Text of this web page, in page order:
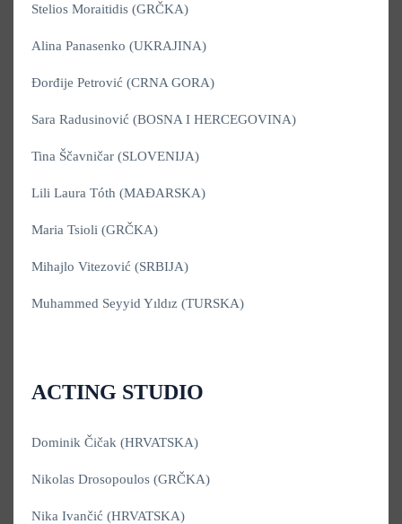
Stelios Moraitidis (GRČKA)
Alina Panasenko (UKRAJINA)
Đorđije Petrović (CRNA GORA)
Sara Radusinović (BOSNA I HERCEGOVINA)
Tina Ščavničar (SLOVENIJA)
Lili Laura Tóth (MAĐARSKA)
Maria Tsioli (GRČKA)
Mihajlo Vitezović (SRBIJA)
Muhammed Seyyid Yıldız (TURSKA)
ACTING STUDIO
Dominik Čičak (HRVATSKA)
Nikolas Drosopoulos (GRČKA)
Nika Ivančić (HRVATSKA)